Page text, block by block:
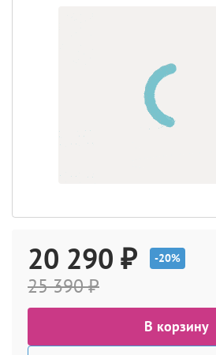
20 290 ₽
25 390 ₽
-20%
В корзину